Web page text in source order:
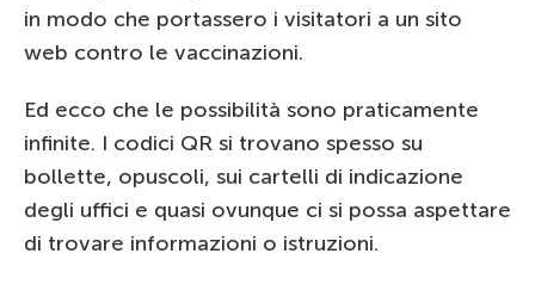
in modo che portassero i visitatori a un sito
web contro le vaccinazioni.
Ed ecco che le possibilità sono praticamente
infinite. I codici QR si trovano spesso su
bollette, opuscoli, sui cartelli di indicazione
degli uffici e quasi ovunque ci si possa aspettare
di trovare informazioni o istruzioni.